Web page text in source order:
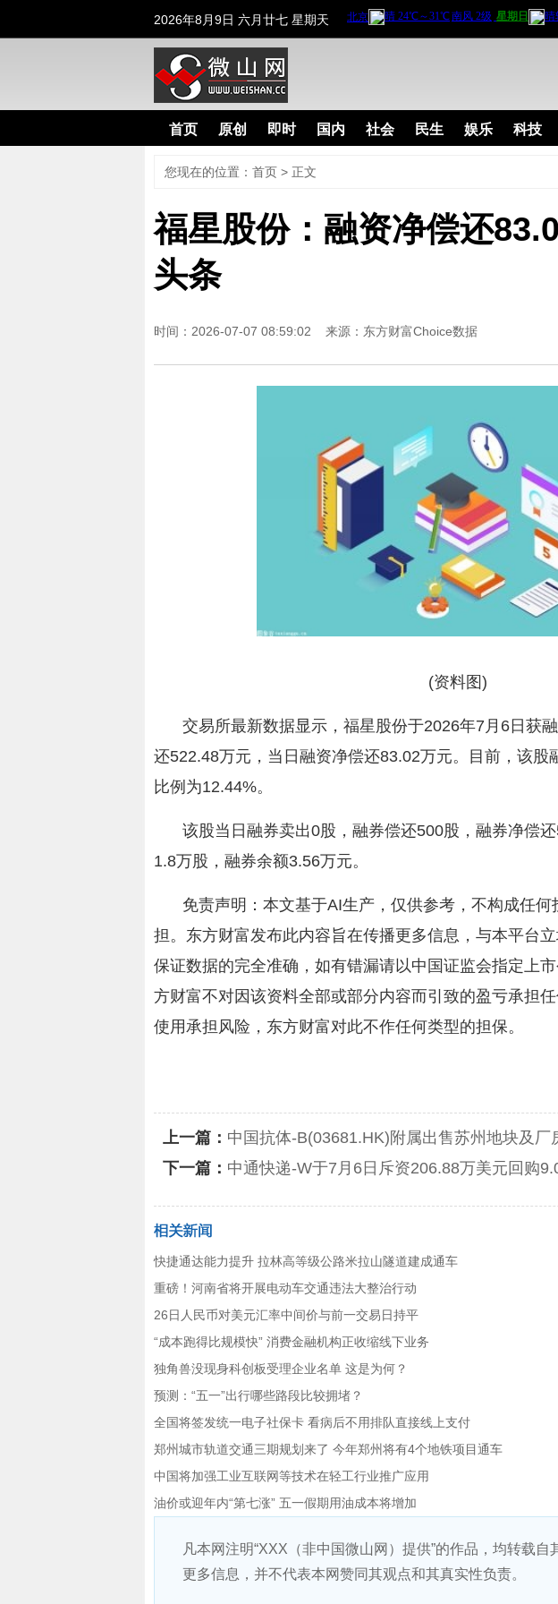
2026年8月9日 六月廿七 星期天
首页 原创 即时 国内 社会 民生 娱乐 科技
您现在的位置： 首页 > 正文
福星股份：融资净偿还
头条
时间：2026-07-07 08:59:02 来源： 东方财富Choice数据
(资料图)
交易所最新数据显示，福星股份于2026年7月6日获
还522.48万元，当日融资净偿还83.02万元。目前，该股
比例为12.44%。
该股当日融券卖出0股，融券偿还500股，融券净偿
1.8万股，融券余额3.56万元。
免责声明：本文基于AI生产，仅供参考，不构成任何
担。东方财富发布此内容旨在传播更多信息，与本平台
保证数据的完全准确，如有错漏请以中国证监会指定上
方财富不对因该资料全部或部分内容而引致的盈亏承担
使用承担风险，东方财富对此不作任何类型的担保。
上一篇： 中国抗体-B(03681.HK)附属出售苏州地块及厂
下一篇： 中通快递-W于7月6日斥资206.88万美元回购
快捷通达能力提升 拉林高等级公路米拉山隧道建成通车
重磅！河南省将开展电动车交通违法大整治行动
26日人民币对美元汇率中间价与前一交易日持平
“成本跑得比规模快” 消费金融机构正收缩线下业务
独角兽没现身科创板受理企业名单 这是为何？
预测：“五一”出行哪些路段比较拥堵？
全国将签发统一电子社保卡 看病后不用排队直接线上支付
郑州城市轨道交通三期规划来了 今年郑州将有4个地铁项目通车
中国将加强工业互联网等技术在轻工行业推广应用
油价或迎年内“第七涨” 五一假期用油成本将增加
凡本网注明“XXX（非中国微山网）提供”的作品，均转载
更多信息，并不代表本网赞同其观点和其真实性负责。